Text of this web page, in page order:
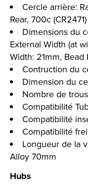
Cercle arrière:
Rear, 700c (CR2471)
Dimensions du
External Width (at
Width: 21mm, Bead
Contruction du
Dimension du
Nombre de
Compatibilité
Compatibilité
Compatibilité
Longueur de la
Alloy 70mm
Hubs